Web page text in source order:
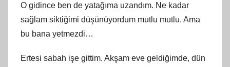
O gidince ben de yatağıma uzandım. Ne kadar
sağlam siktiğimi düşünüyordum mutlu mutlu. Ama
bu bana yetmezdi…
Ertesi sabah işe gittim. Akşam eve geldiğimde, dün